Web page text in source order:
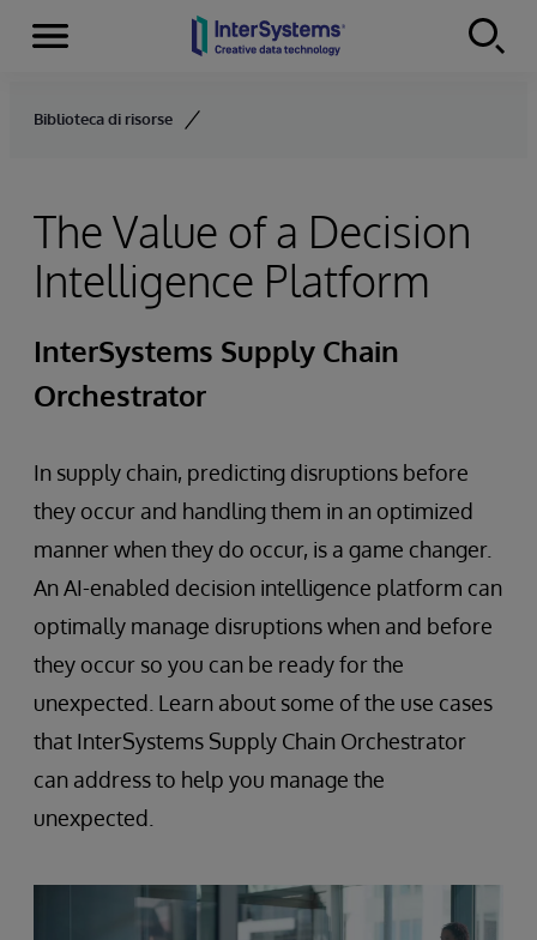
Skip to content
Menu
Biblioteca di risorse
The Value of a Decision
Intelligence Platform
InterSystems Supply Chain
Orchestrator
In supply chain, predicting disruptions before
they occur and handling them in an optimized
manner when they do occur, is a game changer.
An AI-enabled decision intelligence platform can
optimally manage disruptions when and before
they occur so you can be ready for the
unexpected. Learn about some of the use cases
that InterSystems Supply Chain Orchestrator
can address to help you manage the
unexpected.